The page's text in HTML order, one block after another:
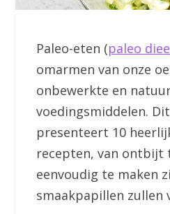
Paleo-eten (paleo
omarmen van onze
onbewerkte en
voedingsmiddelen.
presenteert 10
recepten, van ontbijt
eenvoudig te maken
smaakpapillen zullen